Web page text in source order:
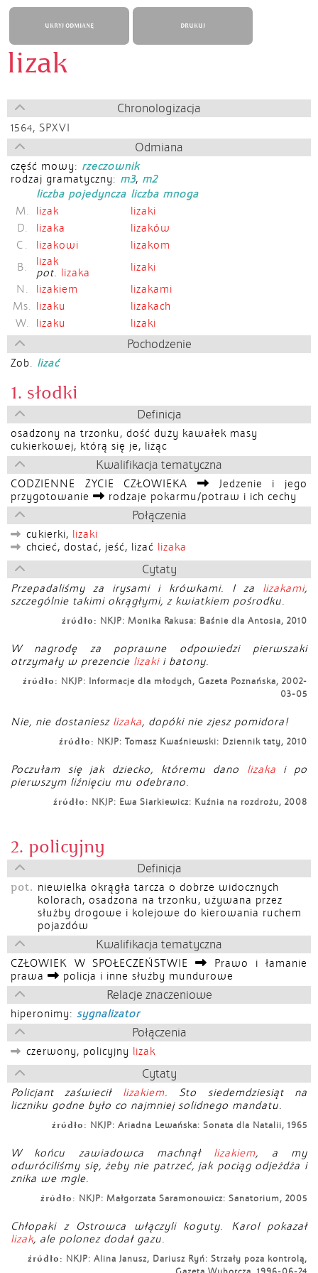
UKRYJ ODMIANĘ DRUKUJ
lizak
Chronologizacja
1564, SPXVI
Odmiana
część mowy: rzeczownik
rodzaj gramatyczny: m3, m2
liczba pojedyncza liczba mnoga
M.
lizak
lizaki
D.
lizaka
lizaków
C.
lizakowi
lizakom
B.
lizak
pot. lizaka
lizaki
N.
lizakiem
lizakami
Ms. lizaku
lizakach
W.
lizaku lizaki
Pochodzenie
Zob. lizać
1. słodki
Definicja
osadzony na trzonku, dość duży kawałek masy
cukierkowej, którą się je, liżąc
Kwalifikacja tematyczna
CODZIENNE ŻYCIE CZŁOWIEKA
Jedzenie i jego
przygotowanie
rodzaje pokarmu/potraw i ich cechy
Połączenia
cukierki, lizaki
chcieć, dostać, jeść, lizać lizaka
Cytaty
Przepadaliśmy za irysami i krówkami. I za lizakami,
szczególnie takimi okrągłymi, z kwiatkiem pośrodku.
źródło: NKJP: Monika Rakusa: Baśnie dla Antosia, 2010
W nagrodę za poprawne odpowiedzi pierwszaki
otrzymały w prezencie lizakii batony.
źródło: NKJP: Informacje dla młodych, Gazeta Poznańska, 2002-
03-05
Nie, nie dostaniesz lizaka, dopóki nie zjesz pomidora!
źródło: NKJP: Tomasz Kwaśniewski: Dziennik taty, 2010
Poczułam się jak dziecko, któremu dano lizaka i po
pierwszym liźnięciu mu odebrano.
źródło: NKJP: Ewa Siarkiewicz: Kuźnia na rozdrożu, 2008
2. policyjny
Definicja
pot. niewielka okrągła tarcza o dobrze widocznych
kolorach, osadzona na trzonku, używana przez
służby drogowe i kolejowe do kierowania ruchem
pojazdów
Kwalifikacja tematyczna
CZŁOWIEK W SPOŁECZEŃSTWIE
Prawo i łamanie
prawa
policja i inne służby mundurowe
Relacje znaczeniowe
hiperonimy: sygnalizator
Połączenia
czerwony, policyjny lizak
Cytaty
Policjant zaświecił lizakiem. Sto siedemdziesiąt na
liczniku godne było co najmniej solidnego mandatu.
źródło: NKJP: Ariadna Lewańska: Sonata dla Natalii, 1965
W końcu zawiadowca machnął lizakiem, a my
odwróciliśmy się, żeby nie patrzeć, jak pociąg odjeżdża i
znika we mgle.
źródło: NKJP: Małgorzata Saramonowicz: Sanatorium, 2005
Chłopaki z Ostrowca włączyli koguty. Karol pokazał
lizak, ale polonez dodał gazu.
źródło: NKJP: Alina Janusz, Dariusz Ryń: Strzały poza kontrolą,